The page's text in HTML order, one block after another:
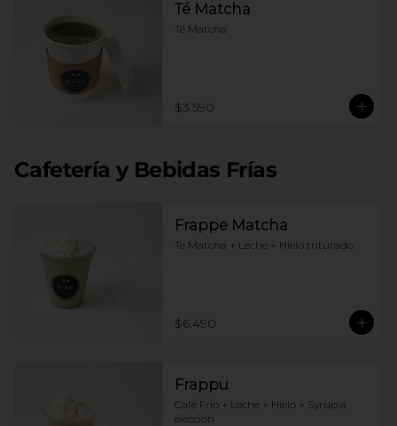
Té Matcha
Té Matcha
$3.590
Cafetería y Bebidas Frías
Frappe Matcha
Te Matcha + Leche + Hielo triturado
$6.490
Frappu
Café Frio + Leche + Hielo + Syrup a
elección